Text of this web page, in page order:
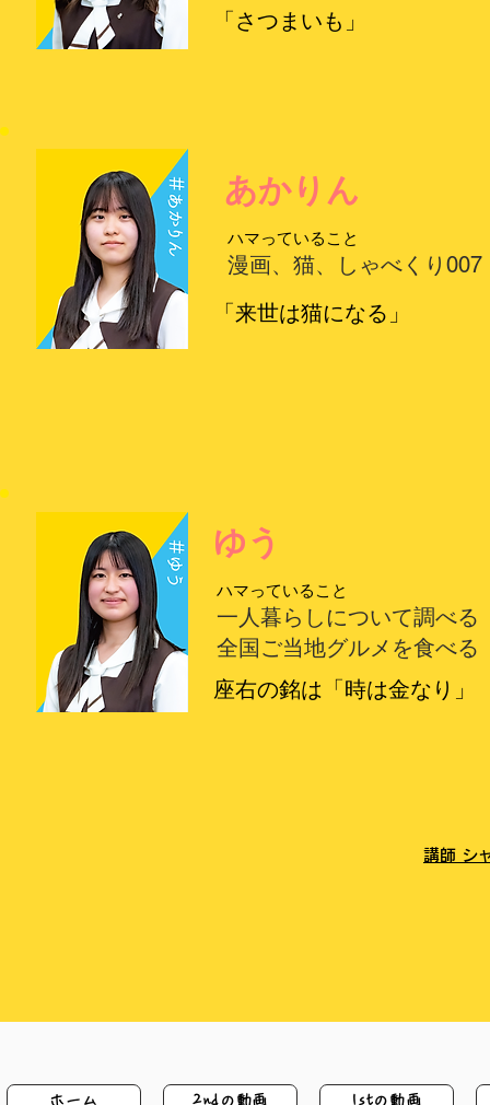
「さつまいも」
あかりん
ハマっていること
漫画、猫、しゃべくり007
「来世は猫になる」
ゆう
ハマっていること
一人暮らしについて調べる
​全国ご当地グルメを食べる
座右の銘は「時は金なり」
講師 シ
ホーム 2ndの動画 1stの動画